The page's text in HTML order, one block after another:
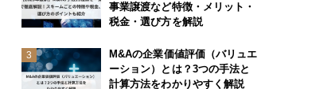
事業譲渡など特徴・メリット・
税金・選び方を解説
M&Aの企業価値評価（バリュエ
ーション）とは？3つの手法と
計算方法をわかりやすく解説